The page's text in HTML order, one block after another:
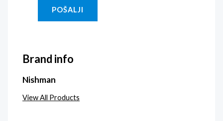
Brand info
Nishman
View All Products